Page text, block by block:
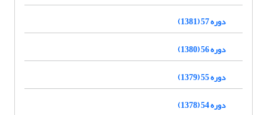
دوره 57 (1381)
دوره 56 (1380)
دوره 55 (1379)
دوره 54 (1378)